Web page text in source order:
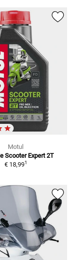
Motul
Scooter Expert 2T
€ 18,991